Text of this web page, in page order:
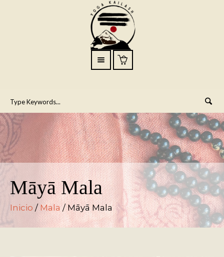
Māyā Mala
Inicio / Mala/ Māyā Mala